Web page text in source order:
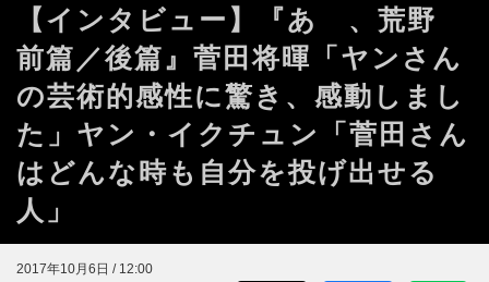
【インタビュー】『あゝ、荒野
前篇／後篇』菅田将暉「ヤンさん
の芸術的感性に驚き、感動しまし
た」ヤン・イクチュン「菅田さん
はどんな時も自分を投げ出せる
人」
2017年10月6日 / 12:00